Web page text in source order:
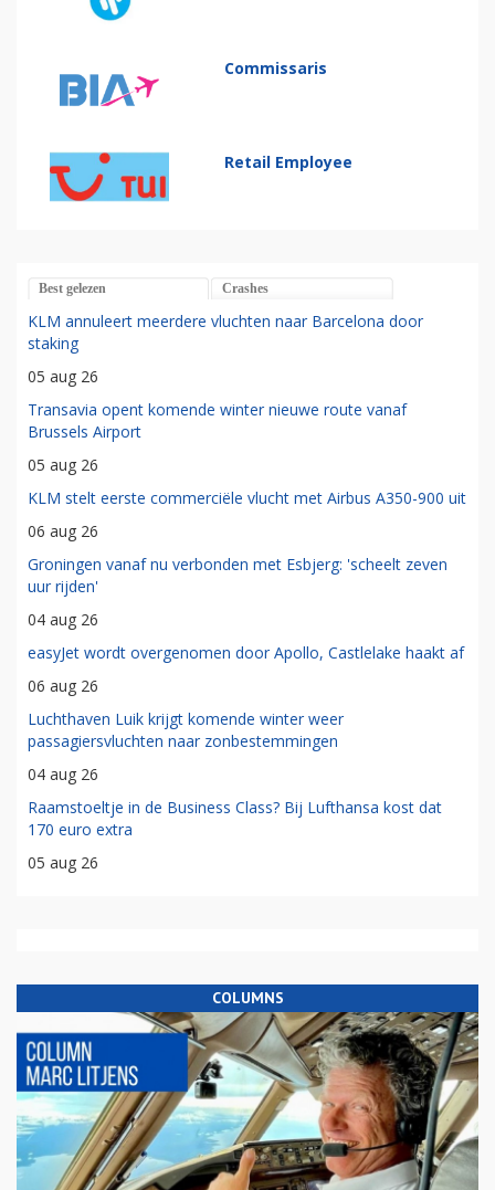
Commissaris
Retail Employee
Best gelezen Crashes
KLM annuleert meerdere vluchten naar Barcelona door
staking
05 aug 26
Transavia opent komende winter nieuwe route vanaf
Brussels Airport
05 aug 26
KLM stelt eerste commerciële vlucht met Airbus A350-900 uit
06 aug 26
Groningen vanaf nu verbonden met Esbjerg: 'scheelt zeven
uur rijden'
04 aug 26
easyJet wordt overgenomen door Apollo, Castlelake haakt af
06 aug 26
Luchthaven Luik krijgt komende winter weer
passagiersvluchten naar zonbestemmingen
04 aug 26
Raamstoeltje in de Business Class? Bij Lufthansa kost dat
170 euro extra
05 aug 26
COLUMNS